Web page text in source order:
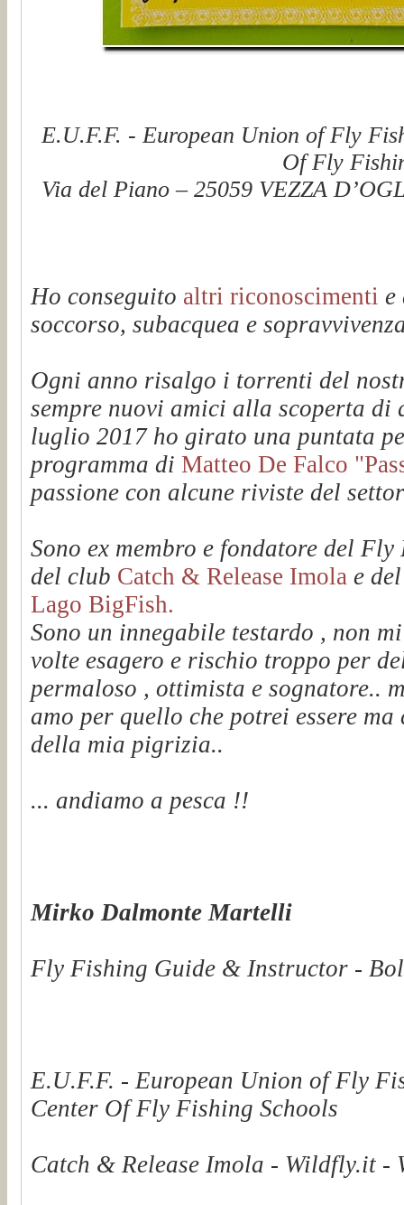
E.U.F.F. - European Union of Fly
Of Fly
Via del Piano – 25059 VEZZA
Ho conseguito altri riconoscimenti e
soccorso, subacquea e
Ogni anno risalgo i torrenti del
sempre nuovi amici alla scoperta di
luglio 2017 ho girato una puntata
programma di Matteo De Falco
passione con alcune riviste del
Sono ex membro e fondatore del
del club Catch & Release Imola e
Lago BigFish.
Sono un innegabile testardo , non
volte esagero e rischio troppo per
permaloso , ottimista e sognatore..
amo per quello che potrei essere
della mia pigrizia..
... andiamo a pesca !!
Mirko Dalmonte Martelli
Fly Fishing Guide & Instructor -
E.U.F.F. - European Union of Fly
Center Of Fly Fishing Schools
Catch & Release Imola - Wildfly.it